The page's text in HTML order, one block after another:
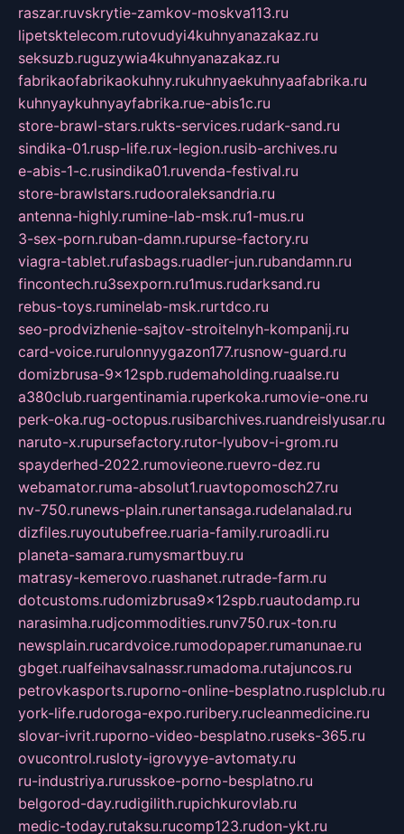
raszar.ruvskrytie-zamkov-moskva113.ru
lipetsktelecom.rutovudyi4kuhnyanazakaz.ru
seksuzb.ruguzywia4kuhnyanazakaz.ru
fabrikaofabrikaokuhny.rukuhnyaekuhnyaafabrika.ru
kuhnyaykuhnyayfabrika.rue-abis1c.ru
store-brawl-stars.rukts-services.rudark-sand.ru
sindika-01.rusp-life.rux-legion.rusib-archives.ru
e-abis-1-c.rusindika01.ruvenda-festival.ru
store-brawlstars.rudooraleksandria.ru
antenna-highly.rumine-lab-msk.ru1-mus.ru
3-sex-porn.ruban-damn.rupurse-factory.ru
viagra-tablet.rufasbags.ruadler-jun.rubandamn.ru
fincontech.ru3sexporn.ru1mus.rudarksand.ru
rebus-toys.ruminelab-msk.rurtdco.ru
seo-prodvizhenie-sajtov-stroitelnyh-kompanij.ru
card-voice.rurulonnyygazon177.rusnow-guard.ru
domizbrusa-9x12spb.rudemaholding.ruaalse.ru
a380club.ruargentinamia.ruperkoka.rumovie-one.ru
perk-oka.rug-octopus.rusibarchives.ruandreislyusar.ru
naruto-x.rupursefactory.rutor-lyubov-i-grom.ru
spayderhed-2022.rumovieone.ruevro-dez.ru
webamator.ruma-absolut1.ruavtopomosch27.ru
nv-750.runews-plain.runertansaga.rudelanalad.ru
dizfiles.ruyoutubefree.ruaria-family.ruroadli.ru
planeta-samara.rumysmartbuy.ru
matrasy-kemerovo.ruashanet.rutrade-farm.ru
dotcustoms.rudomizbrusa9x12spb.ruautodamp.ru
narasimha.rudjcommodities.runv750.rux-ton.ru
newsplain.rucardvoice.rumodopaper.rumanunae.ru
gbget.rualfeihavsalnassr.rumadoma.rutajuncos.ru
petrovkasports.ruporno-online-besplatno.rusplclub.ru
york-life.rudoroga-expo.ruribery.rucleanmedicine.ru
slovar-ivrit.ruporno-video-besplatno.ruseks-365.ru
ovucontrol.rusloty-igrovyye-avtomaty.ru
ru-industriya.rurusskoe-porno-besplatno.ru
belgorod-day.rudigilith.rupichkurovlab.ru
medic-today.rutaksu.rucomp123.rudon-ykt.ru